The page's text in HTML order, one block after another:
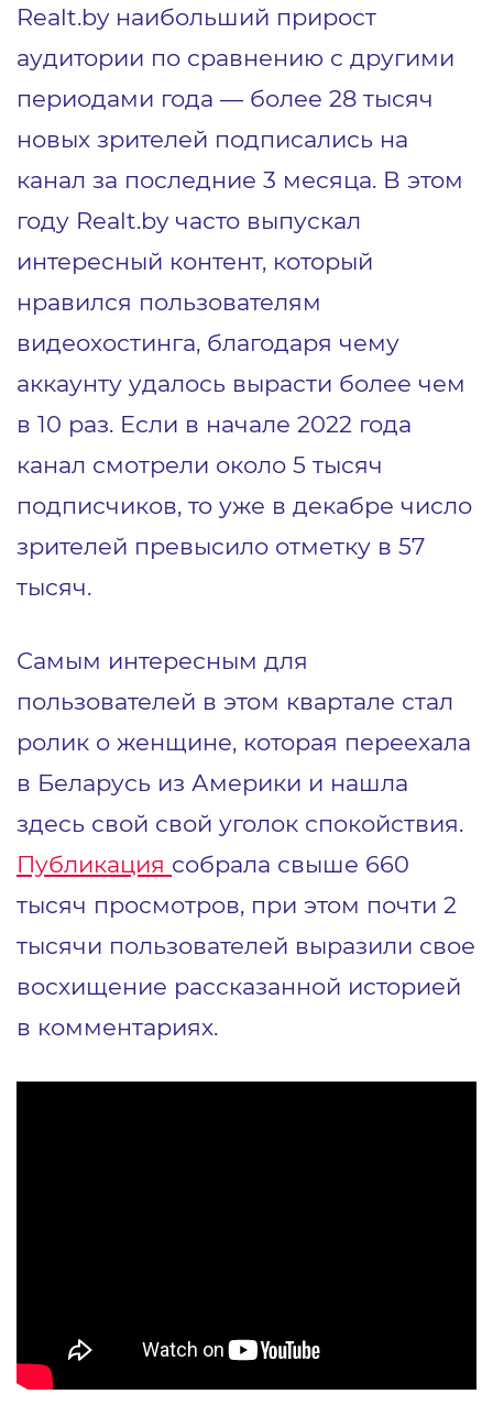
Realt.by наибольший прирост
аудитории по сравнению с другими
периодами года — более 28 тысяч
новых зрителей подписались на
канал за последние 3 месяца. В этом
году Realt.by часто выпускал
интересный контент, который
нравился пользователям
видеохостинга, благодаря чему
аккаунту удалось вырасти более чем
в 10 раз. Если в начале 2022 года
канал смотрели около 5 тысяч
подписчиков, то уже в декабре число
зрителей превысило отметку в 57
тысяч.
Самым интересным для
пользователей в этом квартале стал
ролик о женщине, которая переехала
в Беларусь из Америки и нашла
здесь свой свой уголок спокойствия.
Публикация собрала свыше 660
тысяч просмотров, при этом почти 2
тысячи пользователей выразили свое
восхищение рассказанной историей
в комментариях.